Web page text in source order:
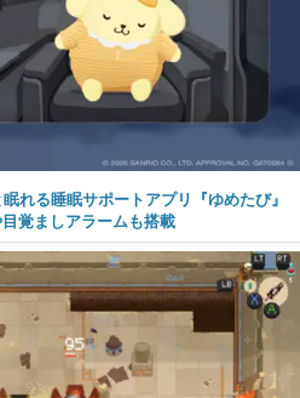
れる睡眠サポートアプリ『ゆめたび』
覚ましアラームも搭載